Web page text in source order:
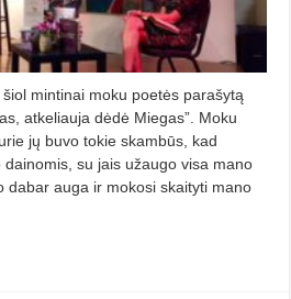
mintinai moku poetės pa­rašytą
at­keliauja dėdė Miegas”. Moku
jų buvo tokie skambūs, kad
su jais užaugo visa ma­no
da­bar auga ir mokosi skaityti mano